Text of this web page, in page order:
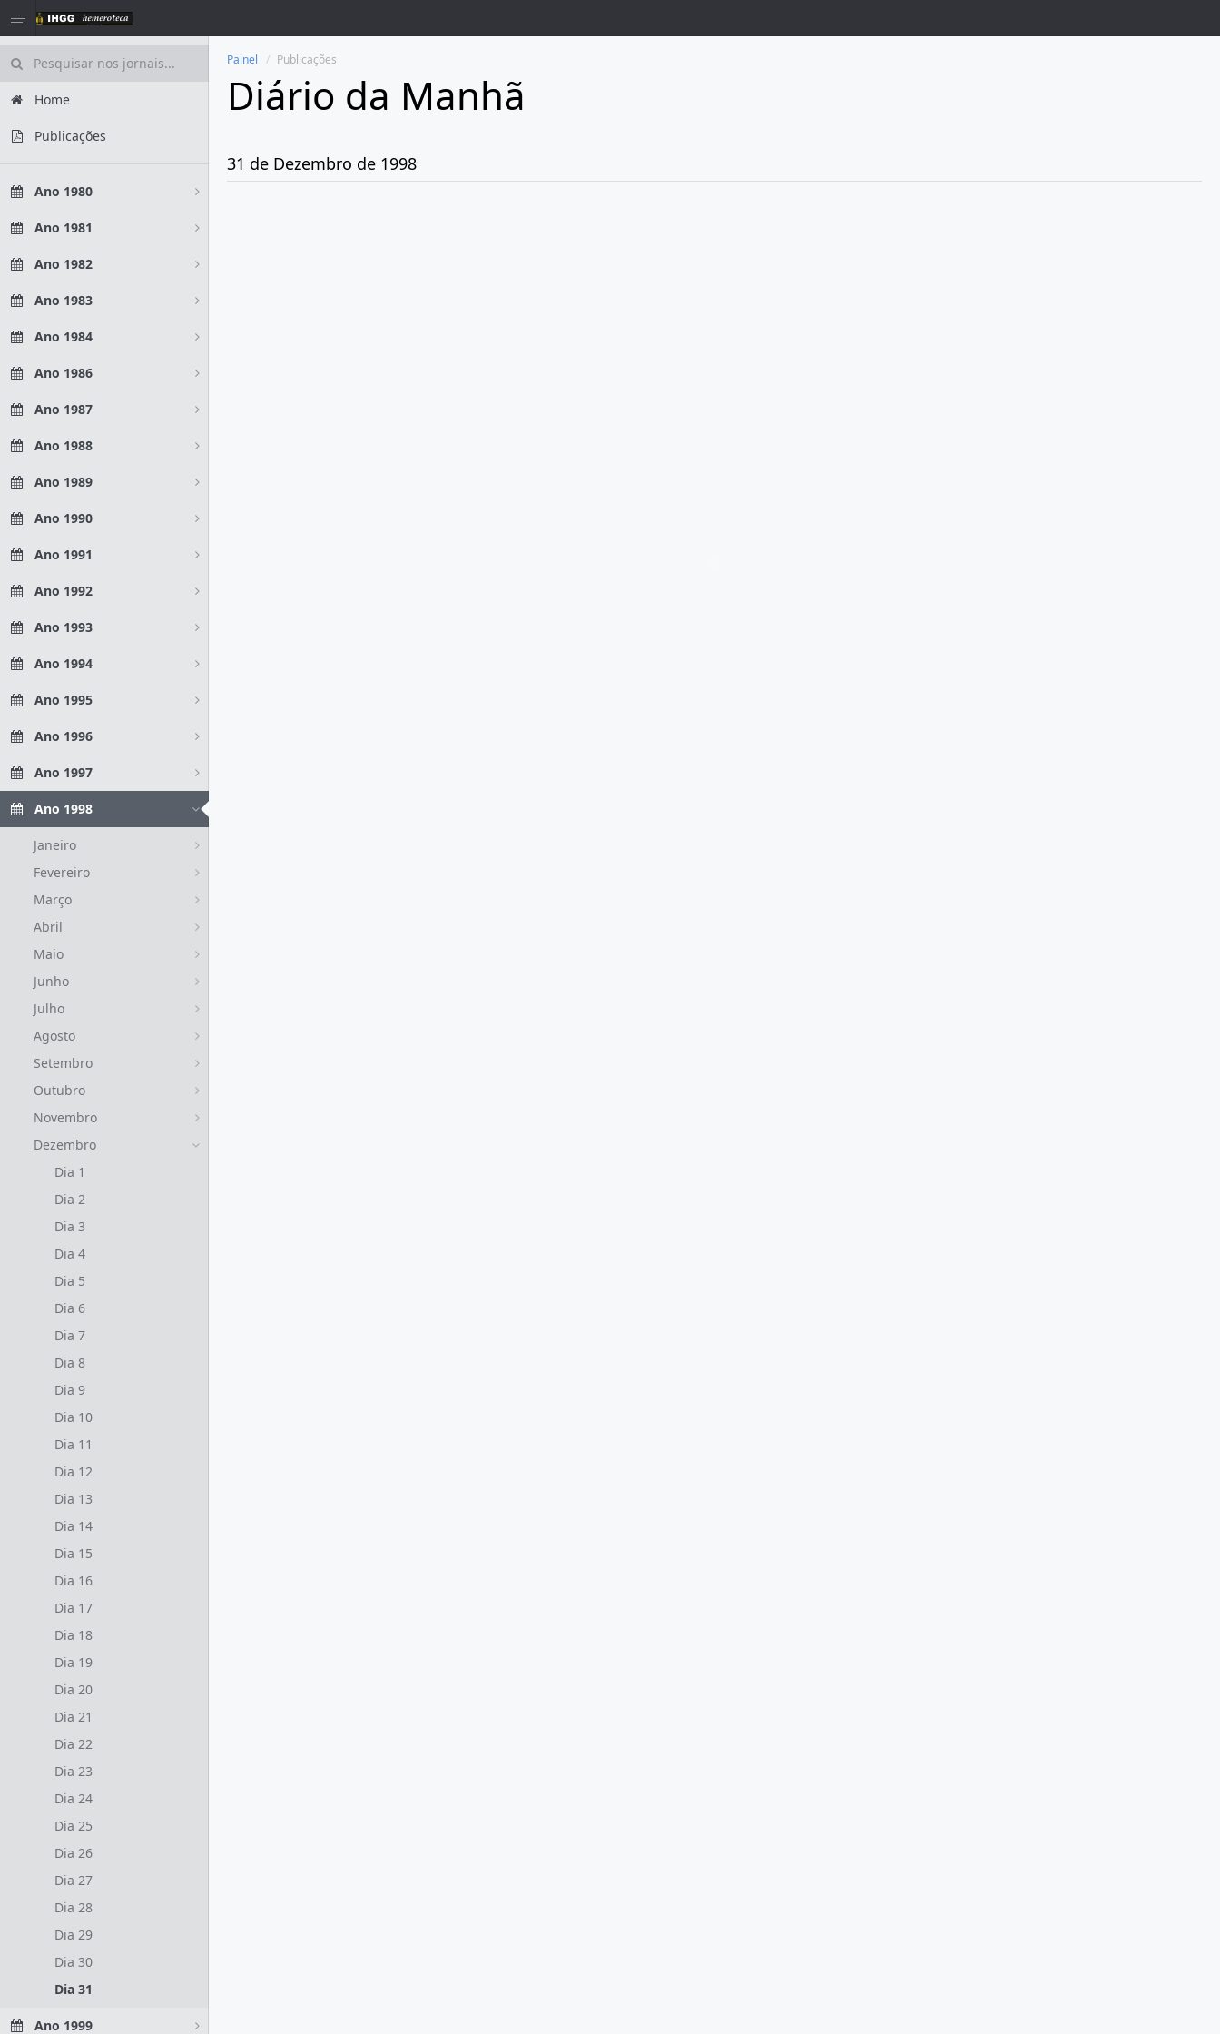
Home
Publicações
Ano 1980
Ano 1981
Ano 1982
Ano 1983
Ano 1984
Ano 1986
Ano 1987
Ano 1988
Ano 1989
Ano 1990
Ano 1991
Ano 1992
Ano 1993
Ano 1994
Ano 1995
Ano 1996
Ano 1997
Ano 1998
Janeiro
Fevereiro
Março
Abril
Maio
Junho
Julho
Agosto
Setembro
Outubro
Novembro
Dezembro
Dia 1
Dia 2
Dia 3
Dia 4
Dia 5
Dia 6
Dia 7
Dia 8
Dia 9
Dia 10
Dia 11
Dia 12
Dia 13
Dia 14
Dia 15
Dia 16
Dia 17
Dia 18
Dia 19
Dia 20
Dia 21
Dia 22
Dia 23
Dia 24
Dia 25
Dia 26
Dia 27
Dia 28
Dia 29
Dia 30
Dia 31
Ano 1999
Painel Publicações
Diário da Manhã
31 de Dezembro de 1998